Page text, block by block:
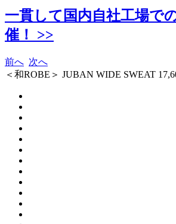
一貫して国内自社工場で
催！ >>
前へ 次へ
＜和ROBE＞ JUBAN WIDE SWEAT